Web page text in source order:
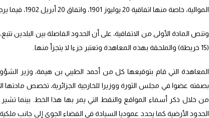
الموالية، خاصة منها اتفاقية 20 يوليوز 1901، واتفاق 20 أبريل 1902، فيما يرجع لمقتضياتهما المتعلقة برسم الحدود بين الدولتين.
وتنص المادة الأولى من الاتفاقية، على أن الحدود الفاصلة بين البلدين
(15 خريطة) والملحقة بهذه المعاهدة وتعتبر جزءا لا يتجزأ منها.
المعاهدة التي قام بتوقيعها كل من أحمد الطيبي بن هيمة، وزير الشؤون
بصفته عضوا في مجلس الثورة ووزيرا للخارجية الجزائرية، تخصص
من خلال ذكر أسماء المواقع والنقط التي يمر بها هذا الخط. بينما
الحدود الأرضية كما يحدد عموديا السيادة في الفضاء الجوي إلى جانب